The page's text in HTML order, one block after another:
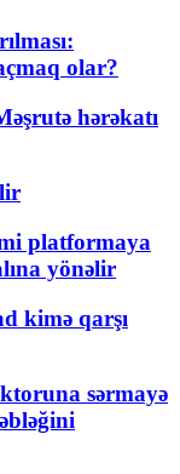
olar?
hərəkatı
platformaya
yönəlir
kimə qarşı
sərmayə